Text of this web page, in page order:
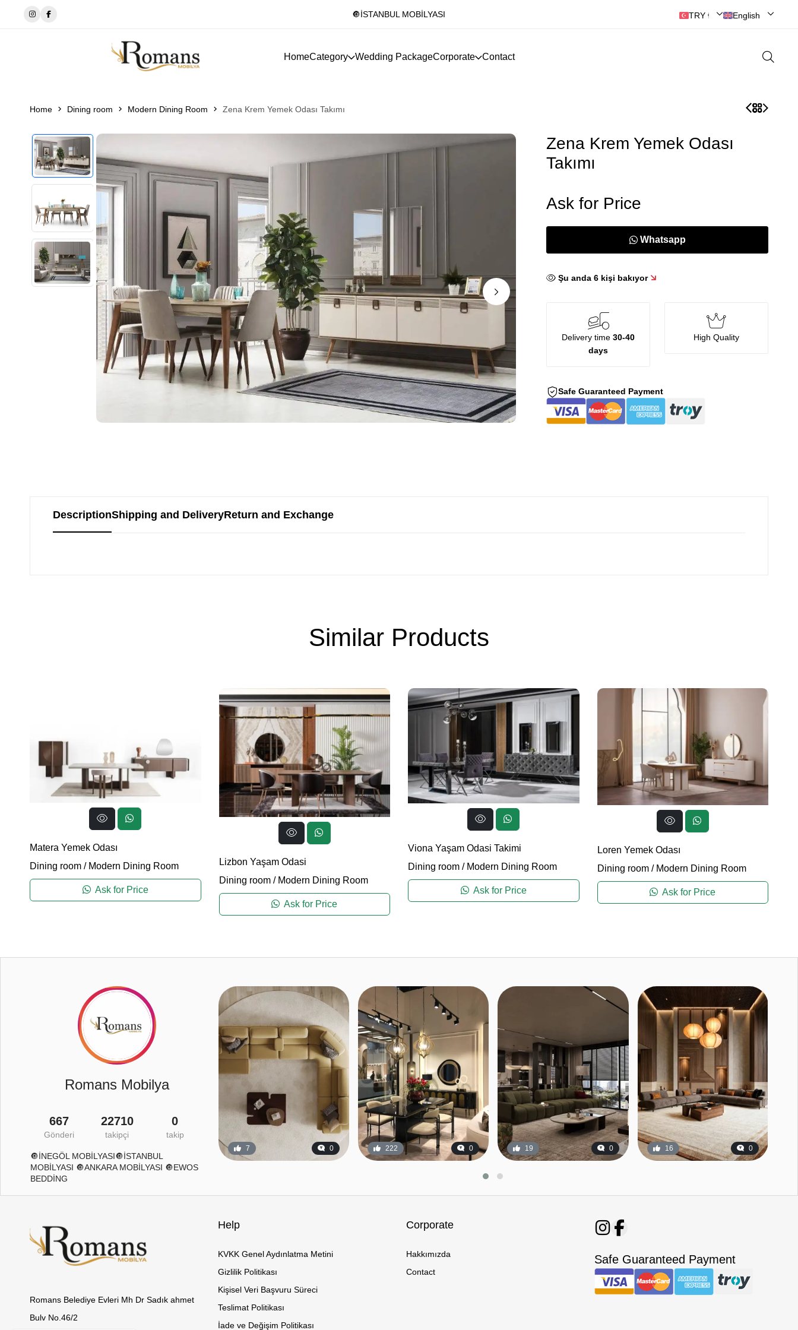
🔘İSTANBUL MOBİLYASI 🔘ANKARA MOBİLYASI TRY ₺ | Türk Lirası
English
HomeCategory Wedding PackageCorporate Contact
Home Dining room Modern Dining Room Zena Krem Yemek Odası Takımı
Zena Krem Yemek Odası
Takımı
Ask for Price
Whatsapp
Şu anda6 kişi bakıyor
Delivery time30-40
days
High Quality
Safe Guaranteed Payment
DescriptionShipping and DeliveryReturn and Exchange
Similar Products
Matera Yemek Odası
Dining room / Modern Dining Room
Ask for Price
Lizbon Yaşam Odasi
Dining room/ Modern Dining Room
Ask for Price
Viona Yaşam Odasi Takimi
Dining room / Modern Dining Room
Ask for Price
Loren Yemek Odası
Dining room/ Modern Dining Room
Ask for Price
Romans Mobilya
667
Gönderi
22710
takipçi
0
takip
🔘İNEGÖL MOBİLYASI🔘İSTANBUL
MOBİLYASI 🔘ANKARA MOBİLYASI 🔘EWOS
BEDDİNG
7 0 222 0 19 0 16 0
Romans Belediye Evleri Mh Dr Sadık ahmet
Bulv No.46/2
Help
KVKK Genel Aydınlatma Metini
Gizlilik Politikası
Kişisel Veri Başvuru Süreci
Teslimat Politikası
İade ve Değişim Politikası
Corporate
Hakkımızda
Contact
Safe Guaranteed Payment